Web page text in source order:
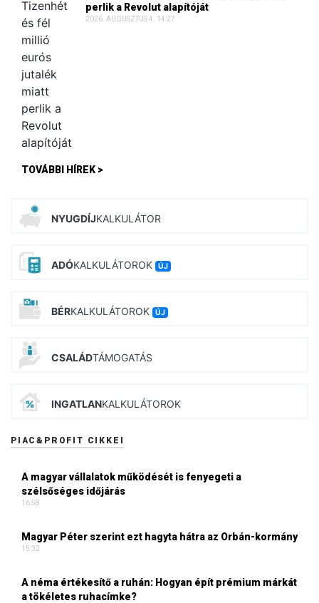
perlik a Revolut alapítóját
2026. AUGUSZTUS 4. 14:27
TOVÁBBI HÍREK >
NYUGDÍJKALKULÁTOR
ADÓKALKULÁTOROK ÚJ
BÉRKALKULÁTOROK ÚJ
CSALÁDTÁMOGATÁS
INGATLANKALKULÁTOROK
PIAC&PROFIT CIKKEI
A magyar vállalatok működését is fenyegeti a
szélsőséges időjárás
16:58
Magyar Péter szerint ezt hagyta hátra az Orbán-kormány
15:32
A néma értékesítő a ruhán: Hogyan épít prémium márkát
a tökéletes ruhacímke?